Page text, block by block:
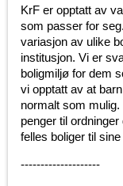
KrF er opptatt av
som passer for
variasjon av ulike
institusjon. Vi er
boligmiljø for dem
vi opptatt av at
normalt som
penger til
felles boliger til sine
--------------------